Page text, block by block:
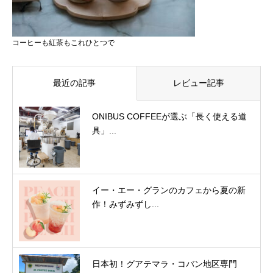
コーヒーも紅茶もこれひとつで
最近の記事 レビュー記事
ONIBUS COFFEEが選ぶ「長く使える道
具」...
イー・エー・グランのカフェから夏の新
作！みずみずし...
日本初！グアテマラ・コバン地区専門